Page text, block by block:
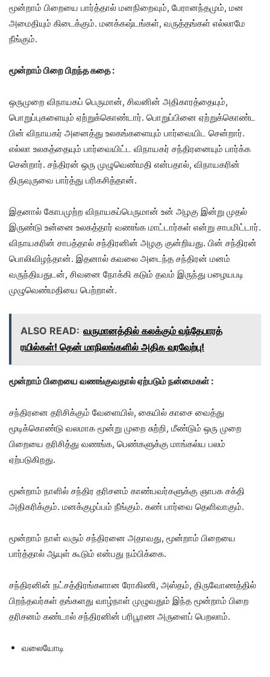
மூன்றாம் பிறையை பார்த்தால் மனநிறைவும், பேரானந்தமும், மன
அமைதியும் கிடைக்கும். மனக்கஷ்டங்கள், வருத்தங்கள் எல்லாமே
நீங்கும்.
மூன்றாம் பிறை பிறந்த கதை :
ஒருமுறை விநாயகப் பெருமான், சிவனின் அதிகாரத்தையும்,
பொறுப்புகளையும் ஏற்றுக்கொண்டார். பொறுப்பினை ஏற்றுக்கொண்ட
பின் விநாயகர் அனைத்து உலகங்களையும் பார்வையிட சென்றார்.
எல்லா உலகத்தையும் பார்வையிட்ட விநாயகர் சந்திரனையும் பார்க்க
சென்றார். சந்திரன் ஒரு முழுவெண்மதி என்பதால், விநாயகரின்
திருவுருவை பார்த்து பரிகசித்தான்.
இதனால் கோபமுற்ற விநாயகப்பெருமான் உன் அழகு இன்று முதல்
இருண்டு உன்னை உலகத்தார் வணங்க மாட்டார்கள் என்று சாபமிட்டார்.
விநாயகரின் சாபத்தால் சந்திரனின் அழகு குன்றியது. பின் சந்திரன்
பொலிவிழந்தான். இதனால் கவலை அடைந்த சந்திரன் மனம்
வருந்தியதுடன், சிவனை நோக்கி கடும் தவம் இருந்து பழையபடி
முழுவெண்மதியை பெற்றான்.
ALSO READ: வருமானத்தில் கலக்கும் வந்தேபாரத்
ரயில்கள்! தென் மாநிலங்களில் அதிக வரவேற்பு!
மூன்றாம் பிறையை வணங்குவதால் ஏற்படும் நன்மைகள் :
சந்திரனை தரிசிக்கும் வேளையில், கையில் காசை வைத்து
மூடிக்கொண்டு வலமாக மூன்று முறை சுற்றி, மீண்டும் ஒரு முறை
பிறையை தரிசித்து வணங்க, பெண்களுக்கு மாங்கல்ய பலம்
ஏற்படுகிறது.
மூன்றாம் நாளில் சந்திர தரிசனம் காண்பவர்களுக்கு ஞாபக சக்தி
அதிகரிக்கும். மனக்குழப்பம் நீங்கும். கண் பார்வை தெளிவாகும்.
மூன்றாம் நாள் வரும் சந்திரனை அதாவது, மூன்றாம் பிறையை
பார்த்தால் ஆயுள் கூடும் என்பது நம்பிக்கை.
சந்திரனின் நட்சத்திரங்களான ரோகிணி, அஸ்தம், திருவோணத்தில்
பிறந்தவர்கள் தங்களது வாழ்நாள் முழுவதும் இந்த மூன்றாம் பிறை
தரிசனம் கண்டால் சந்திரனின் பரிபூரண அருளைப் பெறலாம்.
வலையோடி